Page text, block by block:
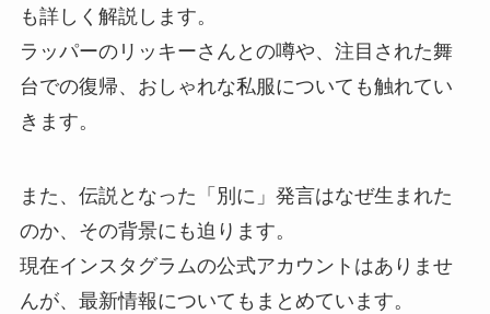
も詳しく解説します。
ラッパーのリッキーさんとの噂や、注目された舞
台での復帰、おしゃれな私服についても触れてい
きます。
また、伝説となった「別に」発言はなぜ生まれた
のか、その背景にも迫ります。
現在インスタグラムの公式アカウントはありませ
んが、最新情報についてもまとめています。